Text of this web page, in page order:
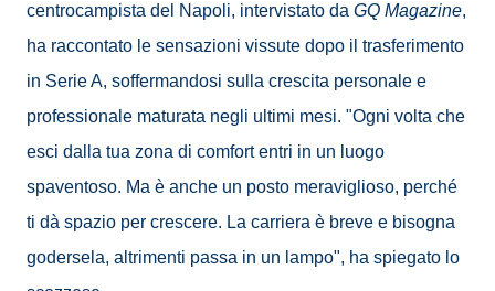
centrocampista del Napoli, intervistato da GQ Magazine,
ha raccontato le sensazioni vissute dopo il trasferimento
in Serie A, soffermandosi sulla crescita personale e
professionale maturata negli ultimi mesi. "Ogni volta che
esci dalla tua zona di comfort entri in un luogo
spaventoso. Ma è anche un posto meraviglioso, perché
ti dà spazio per crescere. La carriera è breve e bisogna
godersela, altrimenti passa in un lampo", ha spiegato lo